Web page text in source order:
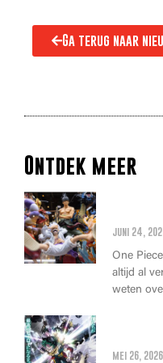
Ga terug naar
Ontdek meer
juni 24,
One
altijd al
weten
mei 26, 2026